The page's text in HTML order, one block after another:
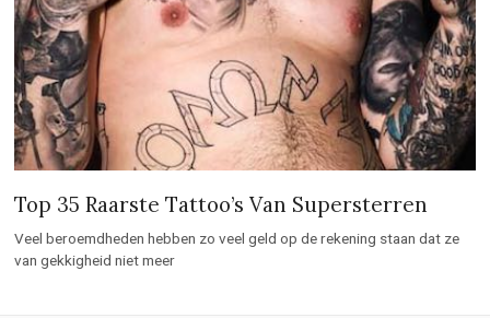
Top 35 Raarste Tattoo’s Van Supersterren
Veel beroemdheden hebben zo veel geld op de rekening staan dat ze
van gekkigheid niet meer